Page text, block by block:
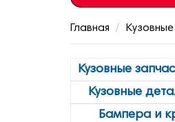
Главная
Кузовные
Кузовные
Бампера и